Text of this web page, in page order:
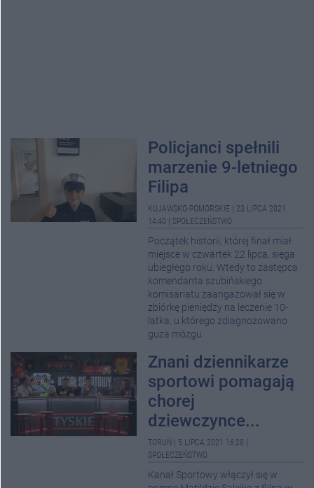
Policjanci spełnili
marzenie 9-letniego
Filipa
KUJAWSKO-POMORSKIE
23 LIPCA 2021
14:40
SPOŁECZEŃSTWO
Początek historii, której finał miał
miejsce w czwartek 22 lipca, sięga
ubiegłego roku. Wtedy to zastępca
komendanta szubińskiego
komisariatu zaangażował się w
zbiórkę pieniędzy na leczenie 10-
latka, u którego zdiagnozowano
guza mózgu.
Znani dziennikarze
sportowi pomagają
chorej
dziewczynce...
TORUŃ 5 LIPCA 2021 16:28
SPOŁECZEŃSTWO
Kanał Sportowy włączył się w